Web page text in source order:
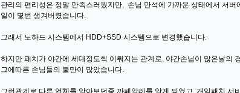
관리의 편리성은 정말 만족스러웠지만, 손님 만석에 가까운 상태에서 서
일이 몇번 생겨버렸습니다.
그래서 노하드 시스템에서 HDD+SSD 시스템으로 변경했습니다.
하지만 패치가 야간에 세대정도씩 이뤄지는 관계로, 야간손님이 많은날의
그에따른 손님들의 불만이 많았습니다.
그런관계로 다른 업체를 알아보던중 까페알레를 알게 되었고, 개임패치 서